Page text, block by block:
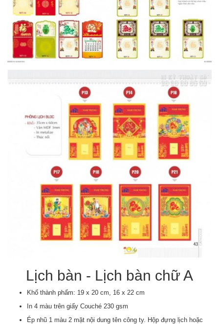
Lịch bàn - Lịch bàn chữ A
Khổ thành phẩm: 19 x 20 cm, 16 x 22 cm
In 4 màu trên giấy Couché 230 gsm
Ép nhũ 1 màu 2 mặt nội dung tên công ty. Hộp đựng lịch hoặc